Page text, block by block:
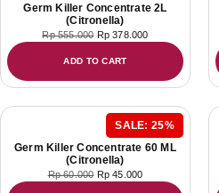
Germ Killer Concentrate 2L
(Citronella)
Rp555.000 Rp 378.000
ADD TO CART
SALE: 25%
Germ Killer Concentrate 60 ML
(Citronella)
Rp60.000 Rp 45.000